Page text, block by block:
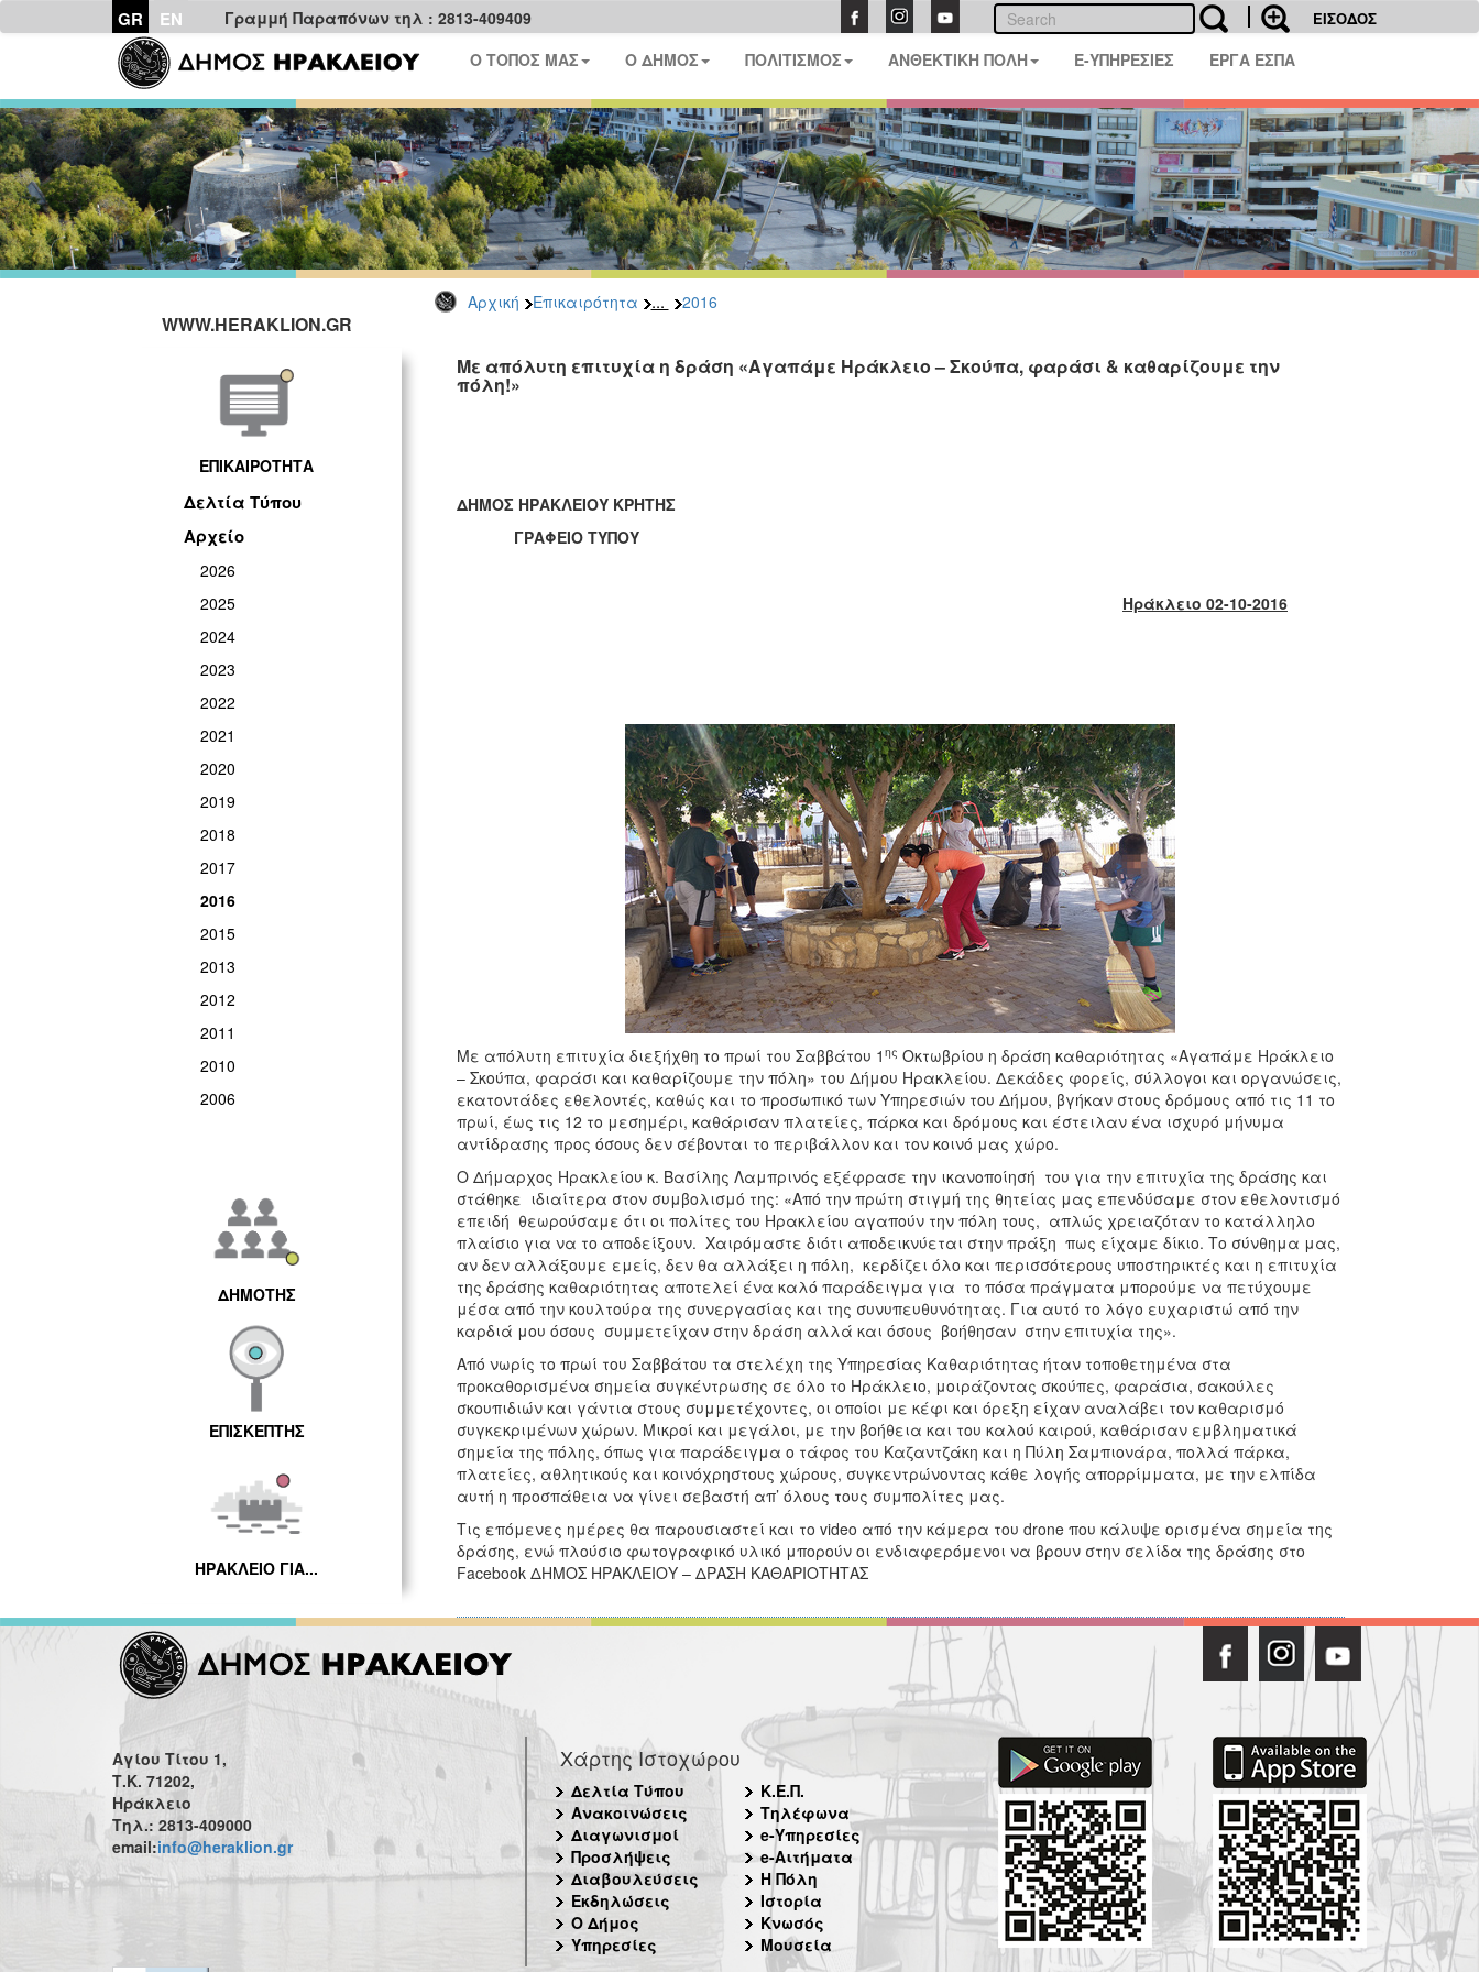
GR EN Γραμμή Παραπόνων τηλ : 2813-409409 ΕΙΣΟΔΟΣ
Ο ΤΟΠΟΣ ΜΑΣ Ο ΔΗΜΟΣ ΠΟΛΙΤΙΣΜΟΣ ΑΝΘΕΚΤΙΚΗ ΠΟΛΗ E-ΥΠΗΡΕΣΙΕΣ ΕΡΓΑ ΕΣΠΑ
Αρχική Επικαιρότητα ... 2016
WWW.HERAKLION.GR
ΕΠΙΚΑΙΡΟΤΗΤΑ
Δελτία Τύπου
Αρχείο
2026
2025
2024
2023
2022
2021
2020
2019
2018
2017
2016
2015
2013
2012
2011
2010
2006
ΔΗΜΟΤΗΣ
ΕΠΙΣΚΕΠΤΗΣ
ΗΡΑΚΛΕΙΟ ΓΙΑ...
Με απόλυτη επιτυχία η δράση «Αγαπάμε Ηράκλειο – Σκούπα, φαράσι & καθαρίζουμε την
πόλη!»
ΔΗΜΟΣ ΗΡΑΚΛΕΙΟΥ ΚΡΗΤΗΣ
ΓΡΑΦΕΙΟ ΤΥΠΟΥ
Ηράκλειο 02-10-2016
Με απόλυτη επιτυχία διεξήχθη το πρωί του Σαββάτου 1 ης Οκτωβρίου η δράση καθαριότητας «Αγαπάμε Ηράκλειο
– Σκούπα, φαράσι και καθαρίζουμε την πόλη» του Δήμου Ηρακλείου. Δεκάδες φορείς, σύλλογοι και οργανώσεις,
εκατοντάδες εθελοντές, καθώς και το προσωπικό των Υπηρεσιών του Δήμου, βγήκαν στους δρόμους από τις 11 το
πρωί, έως τις 12 το μεσημέρι, καθάρισαν πλατείες, πάρκα και δρόμους και έστειλαν ένα ισχυρό μήνυμα
αντίδρασης προς όσους δεν σέβονται το περιβάλλον και τον κοινό μας χώρο.
Ο Δήμαρχος Ηρακλείου κ. Βασίλης Λαμπρινός εξέφρασε την ικανοποίησή του για την επιτυχία της δράσης και
στάθηκε ιδιαίτερα στον συμβολισμό της: «Από την πρώτη στιγμή της θητείας μας επενδύσαμε στον εθελοντισμό
επειδή θεωρούσαμε ότι οι πολίτες του Ηρακλείου αγαπούν την πόλη τους, απλώς χρειαζόταν το κατάλληλο
πλαίσιο για να το αποδείξουν. Χαιρόμαστε διότι αποδεικνύεται στην πράξη πως είχαμε δίκιο. Το σύνθημα μας,
αν δεν αλλάξουμε εμείς, δεν θα αλλάξει η πόλη, κερδίζει όλο και περισσότερους υποστηρικτές και η επιτυχία
της δράσης καθαριότητας αποτελεί ένα καλό παράδειγμα για το πόσα πράγματα μπορούμε να πετύχουμε
μέσα από την κουλτούρα της συνεργασίας και της συνυπευθυνότητας. Για αυτό το λόγο ευχαριστώ από την
καρδιά μου όσους συμμετείχαν στην δράση αλλά και όσους βοήθησαν στην επιτυχία της».
Από νωρίς το πρωί του Σαββάτου τα στελέχη της Υπηρεσίας Καθαριότητας ήταν τοποθετημένα στα
προκαθορισμένα σημεία συγκέντρωσης σε όλο το Ηράκλειο, μοιράζοντας σκούπες, φαράσια, σακούλες
σκουπιδιών και γάντια στους συμμετέχοντες, οι οποίοι με κέφι και όρεξη είχαν αναλάβει τον καθαρισμό
συγκεκριμένων χώρων. Μικροί και μεγάλοι, με την βοήθεια και του καλού καιρού, καθάρισαν εμβληματικά
σημεία της πόλης, όπως για παράδειγμα ο τάφος του Καζαντζάκη και η Πύλη Σαμπιονάρα, πολλά πάρκα,
πλατείες, αθλητικούς και κοινόχρηστους χώρους, συγκεντρώνοντας κάθε λογής απορρίμματα, με την ελπίδα
αυτή η προσπάθεια να γίνει σεβαστή απ’ όλους τους συμπολίτες μας.
Τις επόμενες ημέρες θα παρουσιαστεί και το video από την κάμερα του drone που κάλυψε ορισμένα σημεία της
δράσης, ενώ πλούσιο φωτογραφικό υλικό μπορούν οι ενδιαφερόμενοι να βρουν στην σελίδα της δράσης στο
Facebook ΔΗΜΟΣ ΗΡΑΚΛΕΙΟΥ – ΔΡΑΣΗ ΚΑΘΑΡΙΟΤΗΤΑΣ
Αγίου Τίτου 1,
Τ.Κ. 71202,
Ηράκλειο
Τηλ.: 2813-409000
email:info@heraklion.gr
Χάρτης Ιστοχώρου
Δελτία Τύπου
Ανακοινώσεις
Διαγωνισμοί
Προσλήψεις
Διαβουλεύσεις
Εκδηλώσεις
Ο Δήμος
Υπηρεσίες
Κ.Ε.Π.
Τηλέφωνα
e-Υπηρεσίες
e-Αιτήματα
Η Πόλη
Ιστορία
Κνωσός
Μουσεία